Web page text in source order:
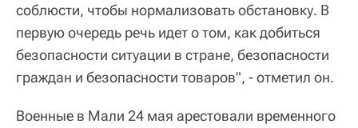
соблюсти, чтобы нормализовать обстановку. В
первую очередь речь идет о том, как добиться
безопасности ситуации в стране, безопасности
граждан и безопасности товаров", - отметил он.
Военные в Мали 24 мая арестовали временного